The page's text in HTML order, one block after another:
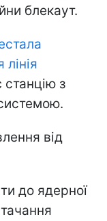
блекаут.
станцію з
від
до ядерної